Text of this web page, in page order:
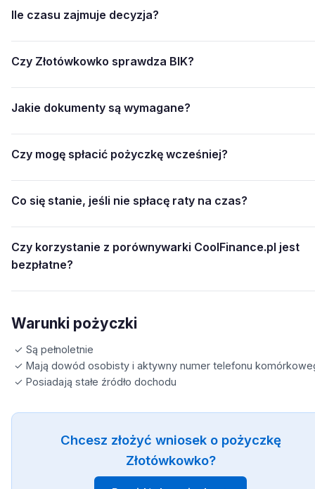
Ile czasu zajmuje decyzja?
Czy Złotówkowko sprawdza BIK?
Jakie dokumenty są wymagane?
Czy mogę spłacić pożyczkę wcześniej?
Co się stanie, jeśli nie spłacę raty na czas?
Czy korzystanie z porównywarki CoolFinance.pl jest
bezpłatne?
Warunki pożyczki
✓ Są pełnoletnie
✓ Mają dowód osobisty i aktywny numer telefonu
✓ Posiadają stałe źródło dochodu
Chcesz złożyć wniosek o pożyczkę
Złotówkowko?